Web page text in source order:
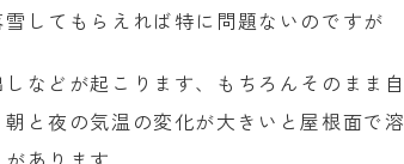
してもらえれば特に問題ないのですが
などが起こります、もちろんそのまま自
と夜の気温の変化が大きいと屋根面で溶